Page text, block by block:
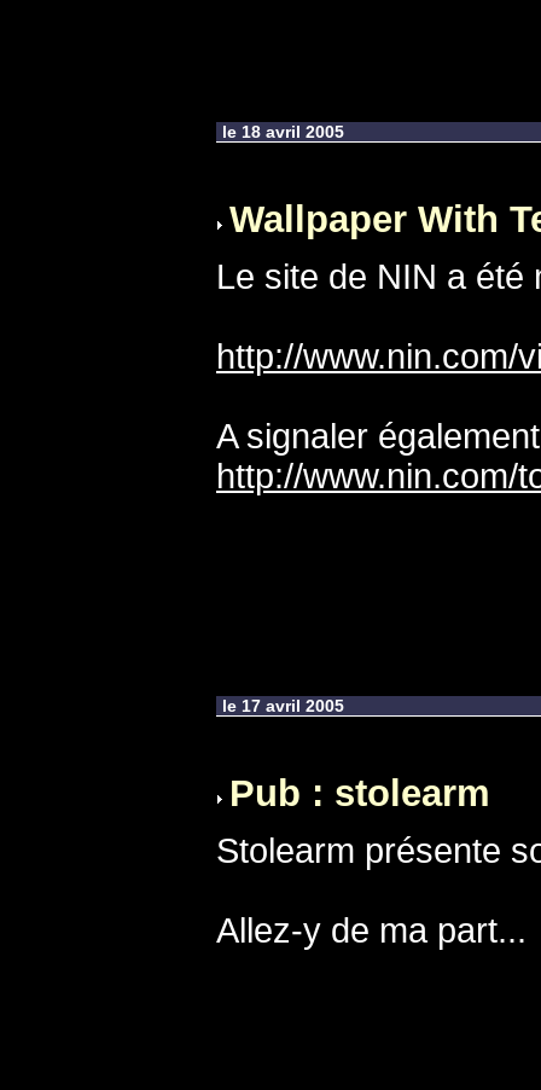
le 18 avril 2005
Wallpaper With
Le site de NIN a été
http://www.nin.com/
A signaler
http://www.nin.com/
le 17 avril 2005
Pub : stolearm
Stolearm présente
Allez-y de ma part...